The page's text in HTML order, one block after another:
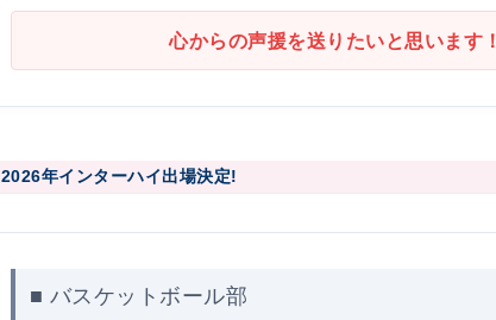
心からの声援を送りたいと思います！
2026年インターハイ出場決定!
■ バスケットボール部